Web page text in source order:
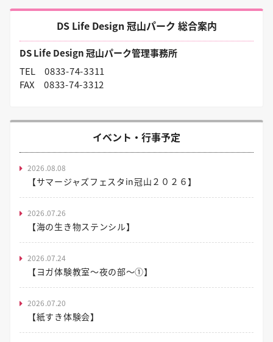
DS Life Design 冠山パーク 総合案内
DS Life Design 冠山パーク管理事務所
TEL 0833-74-3311
FAX 0833-74-3312
イベント・行事予定
2026.08.08
【サマージャズフェスタin冠山２０２６】
2026.07.26
【海の生き物ステンシル】
2026.07.24
【ヨガ体験教室～夜の部～①】
2026.07.20
【紙すき体験会】